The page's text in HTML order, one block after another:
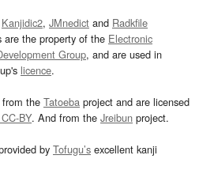
Kanjidic2, JMnedict and Radkfile
are the property of the Electronic
Group, and are used in
licence.
from the Tatoeba project and are licensed
BY. And from the Jreibun project.
by Tofugu’s excellent kanji